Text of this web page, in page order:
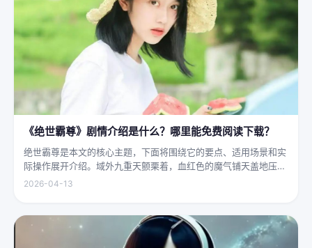
《绝世霸尊》剧情介绍是什么？哪里能免费阅读下载？
绝世霸尊是本文的核心主题，下面将围绕它的要点、适用场景和实
际操作展开介绍。域外九重天颤栗着，血红色的魔气铺天盖地压向
人间界最后一道防线——诛仙阵。阵中百万仙神联军已是强弩之
2026-04-13